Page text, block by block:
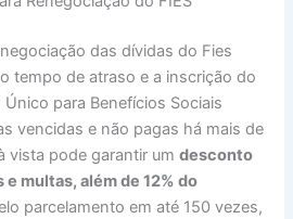
das dívidas do Fies
tempo de atraso e a inscrição do
para Benefícios Sociais
vencidas e não pagas há mais de
vista pode garantir umdesconto
multas, além de 12% do
parcelamento em até 150 vezes,